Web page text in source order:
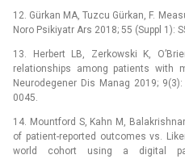
12. Gürkan MA, Tuzcu Gürkan, F.
Noro Psikiyatr Ars 2018; 55 (Suppl 1):
13. Herbert LB, Zerkowski K,
relationships among patients with
Neurodegener Dis Manag 2019;
0045.
14. Mountford S, Kahn M,
of patient-reported outcomes vs.
world cohort using a digital